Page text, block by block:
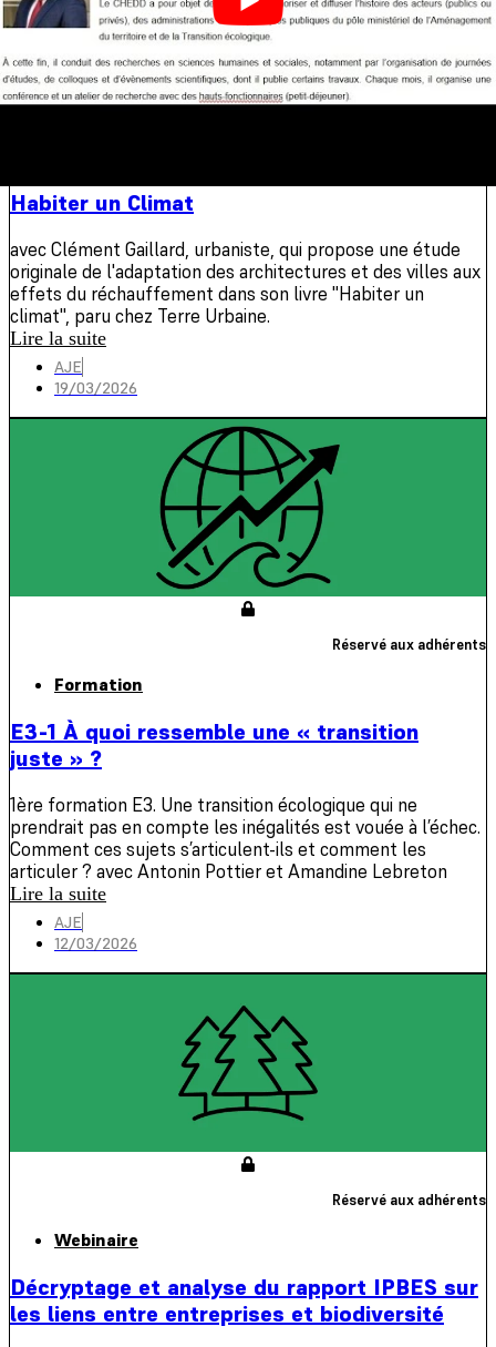
Habiter un Climat
avec Clément Gaillard, urbaniste, qui propose une étude
originale de l'adaptation des architectures et des villes aux
effets du réchauffement dans son livre "Habiter un
climat", paru chez Terre Urbaine.
Lire la suite
AJE
19/03/2026
Réservé aux adhérents
Formation
E3-1 À quoi ressemble une « transition
juste » ?
1ère formation E3. Une transition écologique qui ne
prendrait pas en compte les inégalités est vouée à l’échec.
Comment ces sujets s’articulent-ils et comment les
articuler ? avec Antonin Pottier et Amandine Lebreton
Lire la suite
AJE
12/03/2026
Réservé aux adhérents
Webinaire
Décryptage et analyse du rapport IPBES sur
les liens entre entreprises et biodiversité